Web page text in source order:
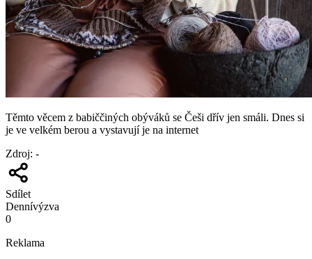
Těmto věcem z babiččiných obýváků se Češi dřív jen smáli. Dnes si
je ve velkém berou a vystavují je na internet
Zdroj: -
Sdílet
Dennívýzva
0
Reklama